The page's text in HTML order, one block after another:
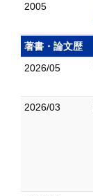
2005
著書・論文歴
2026/05
2026/03